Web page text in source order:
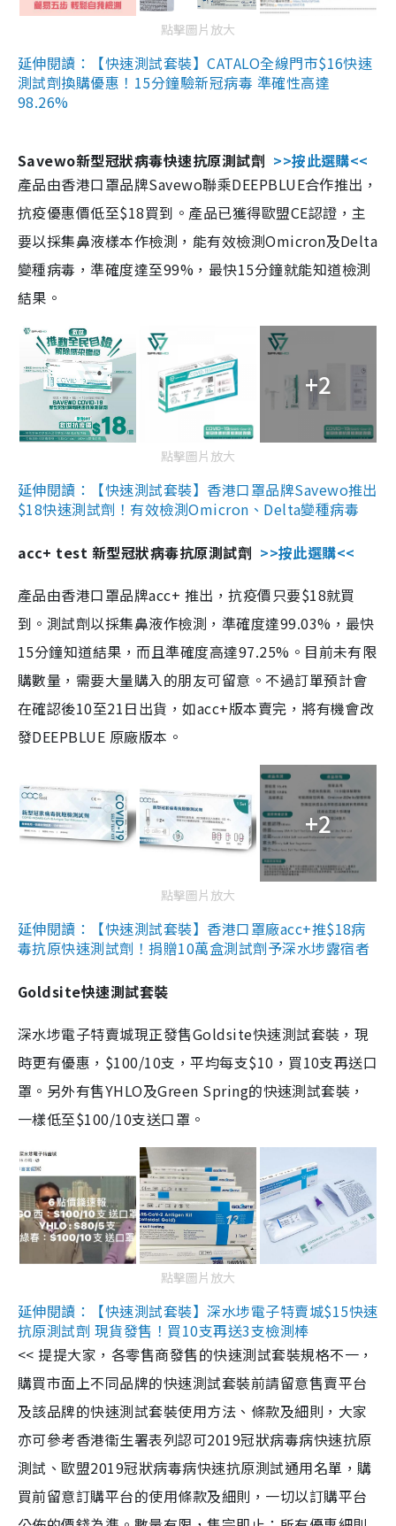
點擊圖片放大
延伸閱讀：【快速測試套裝】CATALO全線門市$16快速
測試劑換購優惠！15分鐘驗新冠病毒 準確性高達
98.26%
Savewo新型冠狀病毒快速抗原測試劑 >>按此選購<<
產品由香港口罩品牌Savewo聯乘DEEPBLUE合作推出，
抗疫優惠價低至$18買到。產品已獲得歐盟CE認證，主
要以採集鼻液樣本作檢測，能有效檢測Omicron及Delta
變種病毒，準確度達至99%，最快15分鐘就能知道檢測
結果。
+2
點擊圖片放大
延伸閱讀：【快速測試套裝】香港口罩品牌Savewo推出
$18快速測試劑！有效檢測Omicron、Delta變種病毒
acc+ test 新型冠狀病毒抗原測試劑 >>按此選購<<
產品由香港口罩品牌acc+ 推出，抗疫價只要$18就買
到。測試劑以採集鼻液作檢測，準確度達99.03%，最快
15分鐘知道結果，而且準確度高達97.25%。目前未有限
購數量，需要大量購入的朋友可留意。不過訂單預計會
在確認後10至21日出貨，如acc+版本賣完，將有機會改
發DEEPBLUE 原廠版本。
+2
點擊圖片放大
延伸閱讀：【快速測試套裝】香港口罩廠acc+推$18病
毒抗原快速測試劑！捐贈10萬盒測試劑予深水埗露宿者
Goldsite快速測試套裝
深水埗電子特賣城現正發售Goldsite快速測試套裝，現
時更有優惠，$100/10支，平均每支$10，買10支再送口
罩。另外有售YHLO及Green Spring的快速測試套裝，
一樣低至$100/10支送口罩。
點擊圖片放大
延伸閱讀：【快速測試套裝】深水埗電子特賣城$15快速
抗原測試劑 現貨發售！買10支再送3支檢測棒
<< 提提大家，各零售商發售的快速測試套裝規格不一，
購買市面上不同品牌的快速測試套裝前請留意售賣平台
及該品牌的快速測試套裝使用方法、條款及細則，大家
亦可參考香港衞生署表列認可2019冠狀病毒病快速抗原
測試、歐盟2019冠狀病毒病快速抗原測試通用名單，購
買前留意訂購平台的使用條款及細則，一切以訂購平台